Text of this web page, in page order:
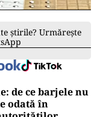
știrile? Urmărește
de ce barjele nu
odată în